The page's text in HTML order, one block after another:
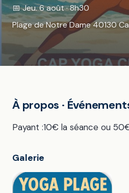
📅 Jeu. 6 août · 8h30
Plage de Notre Dame 40130
À propos ·
Payant :10€ la séance ou
Galerie